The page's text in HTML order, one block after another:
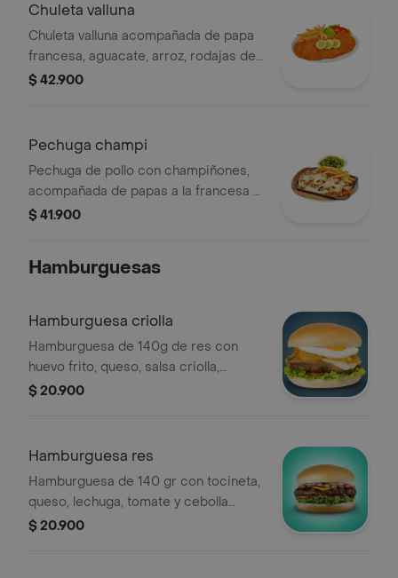
Chuleta valluna
Chuleta valluna acompañada de papa
francesa, aguacate, arroz, rodajas de
tomate y limón.
$ 42.900
Pechuga champi
Pechuga de pollo con champiñones,
acompañada de papas a la francesa y
ensalada.
$ 41.900
Hamburguesas
Hamburguesa criolla
Hamburguesa de 140g de res con
huevo frito, queso, salsa criolla,
lechuga y tomate.
$ 20.900
Hamburguesa res
Hamburguesa de 140 gr con tocineta,
queso, lechuga, tomate y cebolla
grille.
$ 20.900